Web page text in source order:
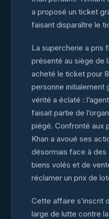
a proposé un ticket
faisant disparaître le
La supercherie a pris
présenté au siège de
acheté le ticket pour
personne initialement
vérité a éclaté :
faisait partie de
piégé. Confronté aux
Khan a avoué ses
désormais face à
biens volés et de
réclamer un prix de
Cette affaire s’inscrit
large de lutte contre